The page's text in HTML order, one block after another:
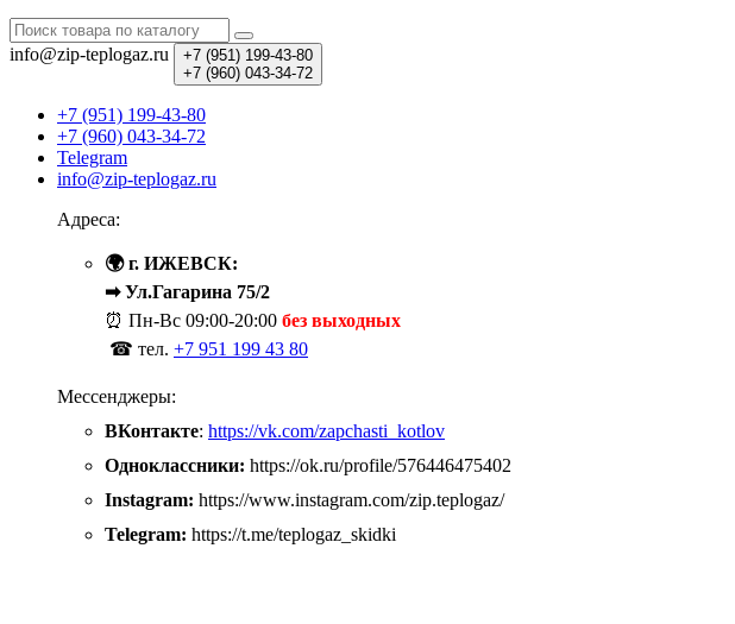
info@zip-teplogaz.ru +7 (951) 199-43-80
+7 (960) 043-34-72
+7 (951) 199-43-80
+7 (960) 043-34-72
Telegram
info@zip-teplogaz.ru
Адреса:
🌍 г. ИЖЕВСК:
➡ Ул.Гагарина 75/2
⏰ Пн-Вс 09:00-20:00 без выходных
☎ тел. +7 951 199 43 80
Мессенджеры:
ВКонтакте: https://vk.com/zapchasti_kotlov
Одноклассники: https://ok.ru/profile/576446475402
Instagram: https://www.instagram.com/zip.teplogaz/
Telegram: https://t.me/teplogaz_skidki